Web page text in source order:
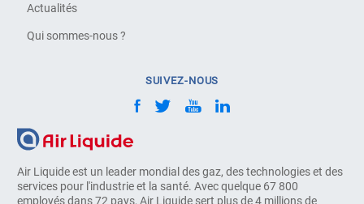
Air Liquide est un leader mondial des gaz, des technologies et des
services pour l'industrie et la santé. Avec quelque 67 800
employés dans 72 pays, Air Liquide sert plus de 4 millions de
Actualités
Qui sommes-nous ?
SUIVEZ-NOUS